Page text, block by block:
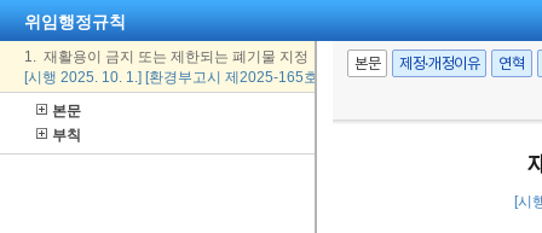
위임행정규칙
1. 재활용이 금지 또는 제한되는 폐기물 지정
[시행 2025. 10. 1.] [환경부고시 제2025-165호, 2025. 10. 1., 일부개정]
본문
부칙
본문 제정·개정이유 연혁
[시